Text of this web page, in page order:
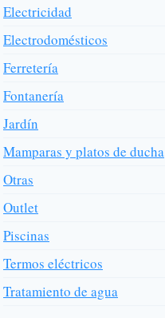
Electricidad
Electrodomésticos
Ferretería
Fontanería
Jardín
Mamparas y platos de ducha
Otras
Outlet
Piscinas
Termos eléctricos
Tratamiento de agua